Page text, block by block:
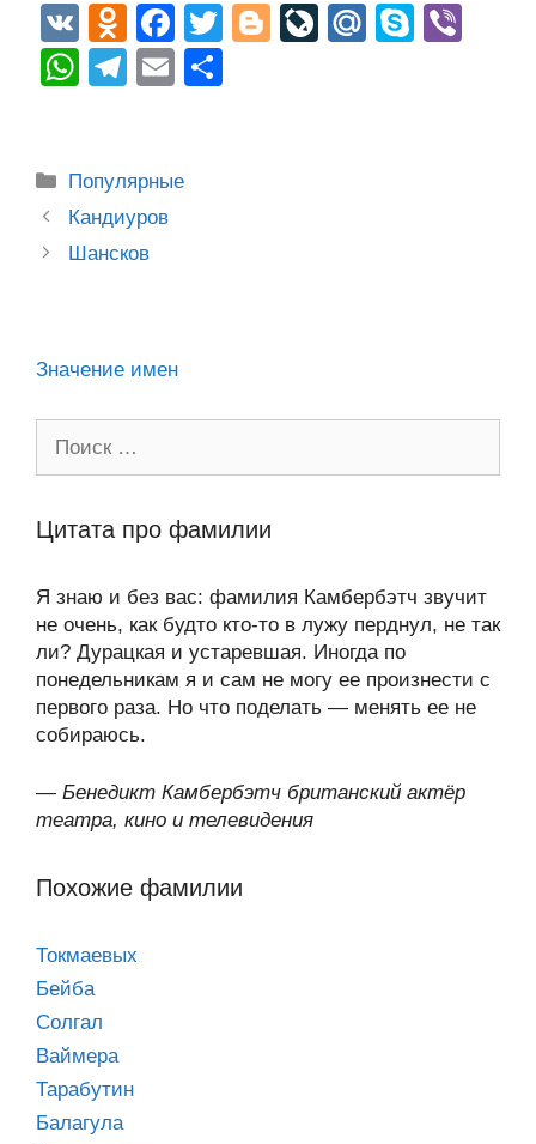
V
K
O
d
n
kl
a
ss
F
a
c
b
T
Bl
Li
M
S
W
s
A
p
T
gr
a
m
E
Рубрики
Популярные
Post
navigation
Кандиуров
Шансков
Значение имен
Цитата про фамилии
Я знаю и без вас: фамилия Камбербэтч звучит
не очень, как будто кто-то в лужу перднул, не так
ли? Дурацкая и устаревшая. Иногда по
понедельникам я и сам не могу ее произнести с
первого раза. Но что поделать — менять ее не
собираюсь.
— Бенедикт Камбербэтч британский актёр
театра, кино и телевидения
Похожие фамилии
Токмаевых
Бейба
Солгал
Ваймера
Тарабутин
Балагула